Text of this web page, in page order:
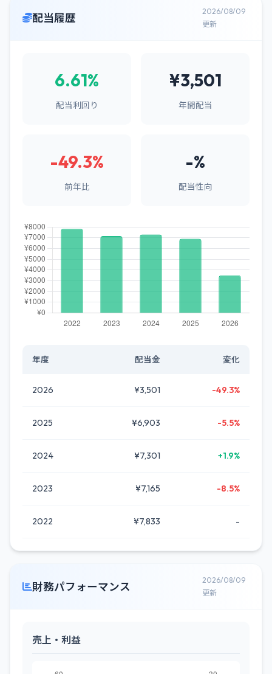
配当履歴
2026/08/09
更新
6.61%
配当利回り
¥3,501
年間配当
-49.3%
前年比
-%
配当性向
年度 配当金 変化
2026 ¥3,501 -49.3%
2025 ¥6,903 -5.5%
2024 ¥7,301 +1.9%
2023 ¥7,165 -8.5%
2022 ¥7,833 -
財務パフォーマンス
2026/08/09
更新
売上・利益